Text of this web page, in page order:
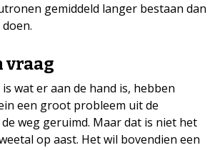
gemiddeld langer bestaan dan
vraag
wat er aan de hand is, hebben
een groot probleem uit de
weg geruimd. Maar dat is niet het
op aast. Het wil bovendien een